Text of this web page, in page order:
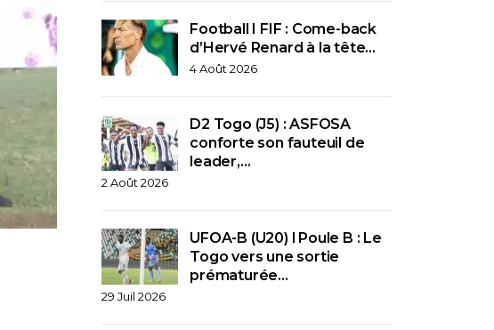
Football I FIF : Come-back
d’Hervé Renard à la tête…
4 Août 2026
D2 Togo (J5) : ASFOSA
conforte son fauteuil de
leader,…
2 Août 2026
UFOA-B (U20) l Poule B : Le
Togo vers une sortie
prématurée…
29 Juil 2026